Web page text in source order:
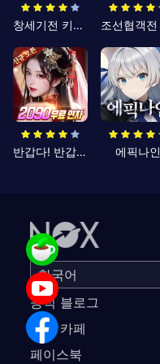
창세기전 키우기
반갑다! 반갑삼국지 에픽나인
공식 블로그
공식 카페
페이스북